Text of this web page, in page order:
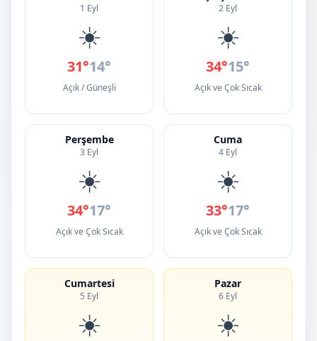
1 Eyl
☀️
31°14°
Açık / Güneşli
2 Eyl
☀️
34°15°
Açık ve Çok Sıcak
Perşembe
3 Eyl
☀️
34°17°
Açık ve Çok Sıcak
Cuma
4 Eyl
☀️
33°17°
Açık ve Çok Sıcak
Cumartesi
5 Eyl
☀️
Pazar
6 Eyl
☀️